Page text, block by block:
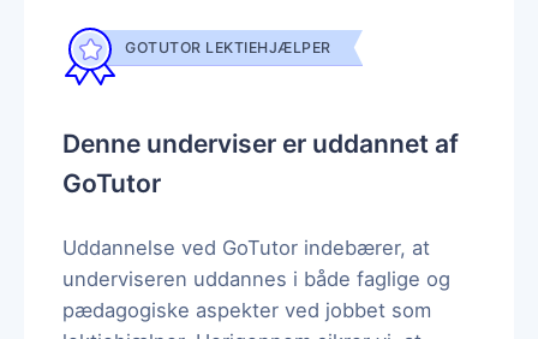
GOTUTOR LEKTIEHJÆLPER
Denne underviser er uddannet af
GoTutor
Uddannelse ved GoTutor indebærer, at
underviseren uddannes i både faglige og
pædagogiske aspekter ved jobbet som